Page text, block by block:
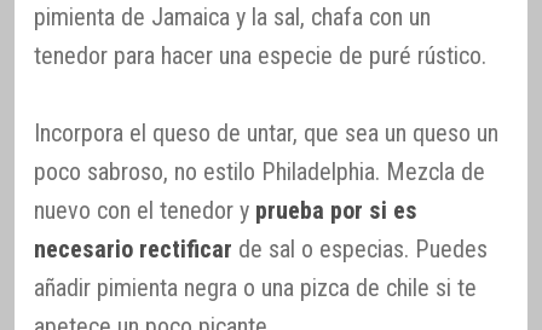
pimienta de Jamaica y la sal, chafa con un
tenedor para hacer una especie de puré rústico.
Incorpora el queso de untar, que sea un queso un
poco sabroso, no estilo Philadelphia. Mezcla de
nuevo con el tenedor y prueba por si es
necesario rectificar de sal o especias. Puedes
añadir pimienta negra o una pizca de chile si te